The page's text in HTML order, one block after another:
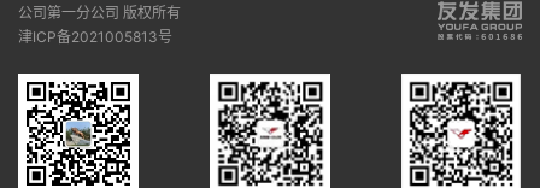
公司第一分公司 版权所有
津ICP备2021005813号